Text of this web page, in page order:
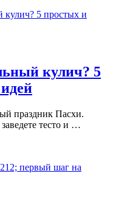
кулич? 5
праздник Пасхи.
тесто и …